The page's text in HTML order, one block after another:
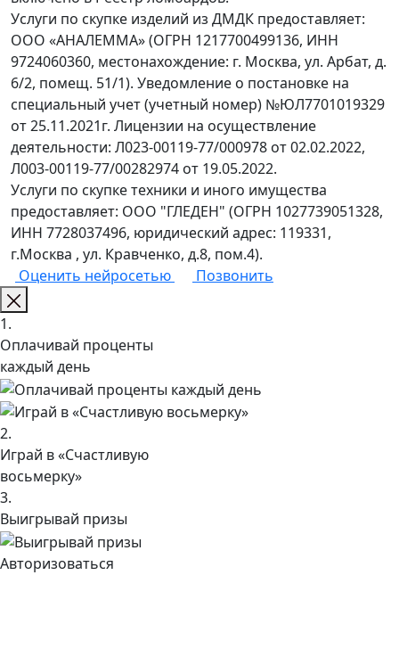
Услуги по скупке изделий из ДМДК предоставляет:
ООО «АНАЛЕММА» (ОГРН 1217700499136, ИНН
9724060360, местонахождение: г. Москва, ул. Арбат, д.
6/2, помещ. 51/1). Уведомление о постановке на
специальный учет (учетный номер) №ЮЛ7701019329
от 25.11.2021г. Лицензии на осуществление
деятельности: Л023-00119-77/000978 от 02.02.2022,
Л003-00119-77/00282974 от 19.05.2022.
Услуги по скупке техники и иного имущества
предоставляет: ООО "ГЛЕДЕН" (ОГРН 1027739051328,
ИНН 7728037496, юридический адрес: 119331,
г.Москва , ул. Кравченко, д.8, пом.4).
Оценить нейросетью
Позвонить
1.
Оплачивай проценты
каждый день
2.
Играй в «Счастливую
восьмерку»
3.
Выигрывай призы
Авторизоваться